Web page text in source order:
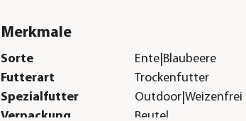
Merkmale
Sorte
Ente|Blaubeere
Futterart
Trockenfutter
Spezialfutter
Outdoor|Weizenfrei
Verpackung
Beutel